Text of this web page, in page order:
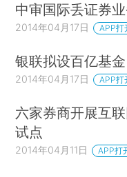
中审国际丢证券
2014年04月17日 APP打
银联拟设百亿基
2014年04月17日 APP打
六家券商开展互
试点
2014年04月11日 APP打